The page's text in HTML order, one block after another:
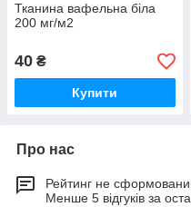
Тканина вафельна біла
200 мг/м2
40 ₴
Купити
Про нас
Рейтинг не
Менше 5 відгуків за